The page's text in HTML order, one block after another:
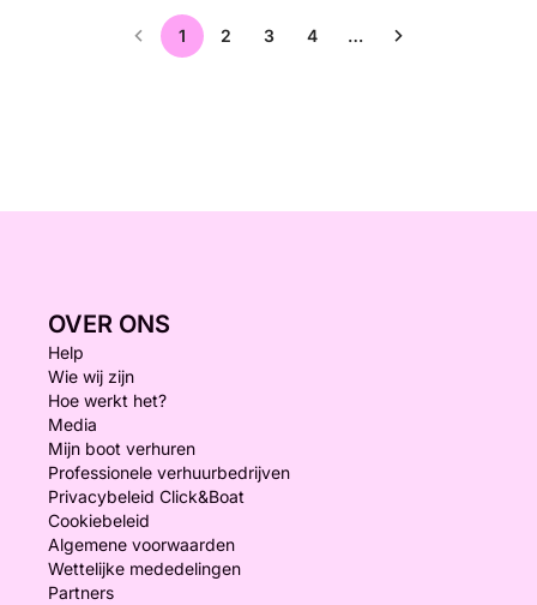
1 2 3 4 …
OVER ONS
Help
Wie wij zijn
Hoe werkt het?
Media
Mijn boot verhuren
Professionele verhuurbedrijven
Privacybeleid Click&Boat
Cookiebeleid
Algemene voorwaarden
Wettelijke mededelingen
Partners